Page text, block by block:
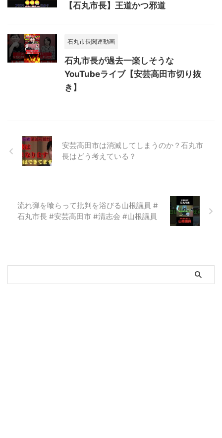
【石丸市長】王道かつ邪道
石丸市長関連動画
石丸市長が過去一楽しそうな
YouTubeライブ【安芸高田市切り抜
き】
安芸高田市は消滅してしまうのか？石丸市
長はどう考えている？
流れ弾を喰らって批判を浴びる山根議員 #
石丸市長 #安芸高田市 #清志会 #山根議員